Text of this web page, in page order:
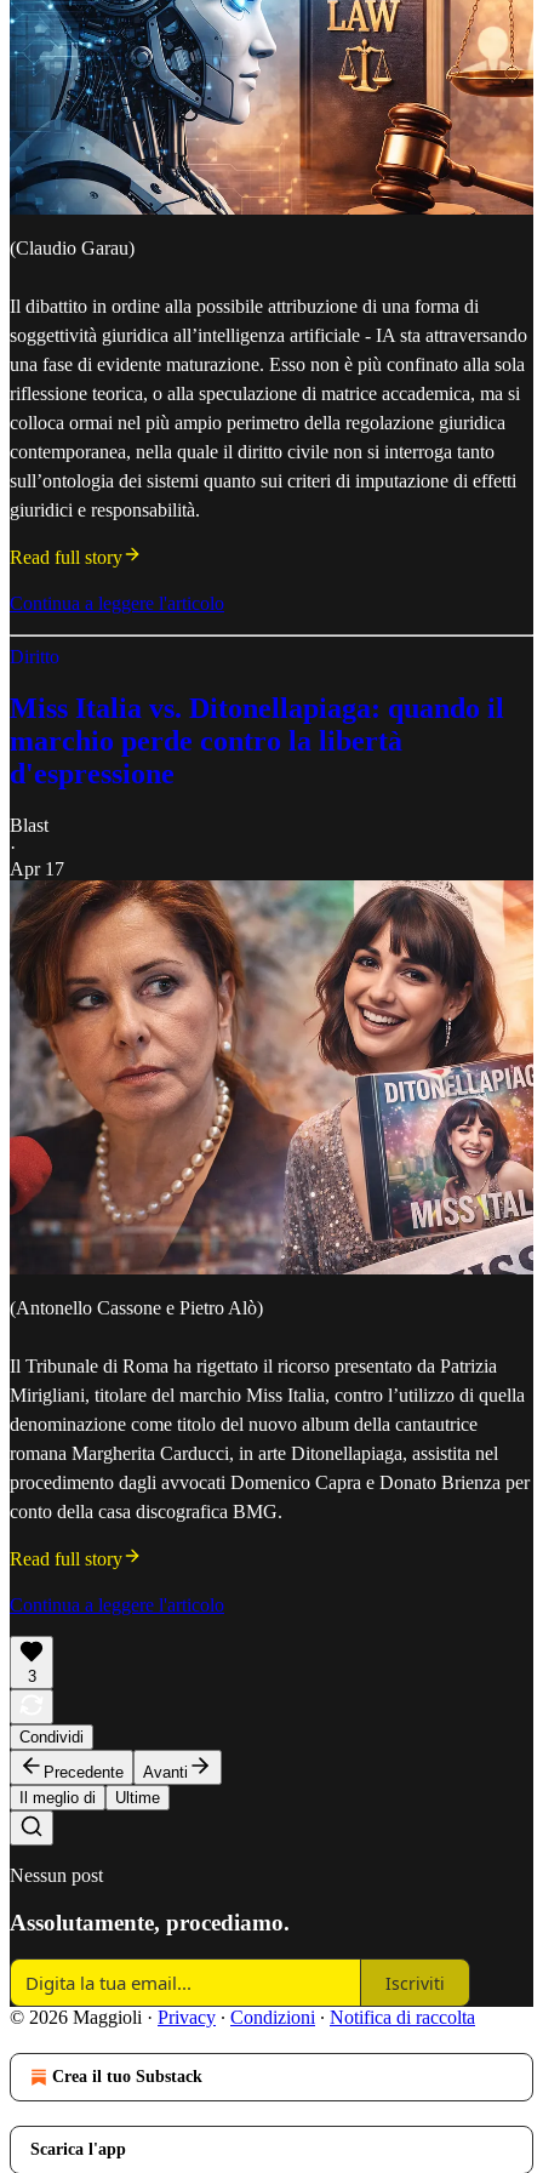
(Claudio Garau)
Il dibattito in ordine alla possibile attribuzione di una forma di
soggettività giuridica all’intelligenza artificiale - IA sta attraversando
una fase di evidente maturazione. Esso non è più confinato alla sola
riflessione teorica, o alla speculazione di matrice accademica, ma si
colloca ormai nel più ampio perimetro della regolazione giuridica
contemporanea, nella quale il diritto civile non si interroga tanto
sull’ontologia dei sistemi quanto sui criteri di imputazione di effetti
giuridici e responsabilità.
Read full story
Continua a leggere l'articolo
Diritto
Miss Italia vs. Ditonellapiaga: quando il
marchio perde contro la libertà
d'espressione
Blast
·
Apr 17
(Antonello Cassone e Pietro Alò)
Il Tribunale di Roma ha rigettato il ricorso presentato da Patrizia
Mirigliani, titolare del marchio Miss Italia, contro l’utilizzo di quella
denominazione come titolo del nuovo album della cantautrice
romana Margherita Carducci, in arte Ditonellapiaga, assistita nel
procedimento dagli avvocati Domenico Capra e Donato Brienza per
conto della casa discografica BMG.
Read full story
Continua a leggere l'articolo
3
Condividi
Precedente
Avanti
Il meglio di
Ultime
Nessun post
Assolutamente, procediamo.
Iscriviti
© 2026 Maggioli · Privacy ∙ Condizioni ∙ Notifica di raccolta
Crea il tuo Substack
Scarica l'app